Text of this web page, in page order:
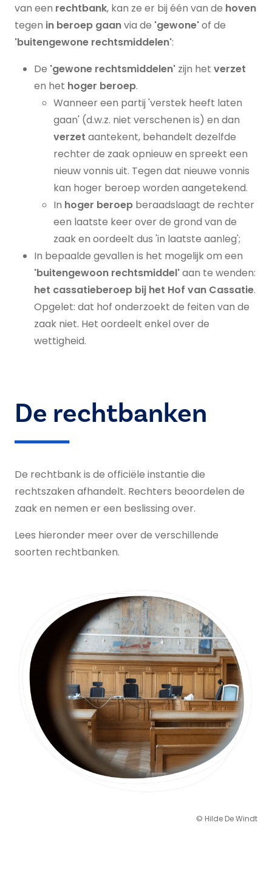
van een rechtbank, kan ze er bij één van de hoven
tegen in beroep gaanvia de 'gewone'of de
'buitengewone rechtsmiddelen':
De 'gewone rechtsmiddelen' zijn het verzet
en het hoger beroep.
Wanneer een partij 'verstek heeft laten
gaan' (d.w.z. niet verschenen is) en dan
verzet aantekent, behandelt dezelfde
rechter de zaak opnieuw en spreekt een
nieuw vonnis uit. Tegen dat nieuwe vonnis
kan hoger beroep worden aangetekend.
In hoger beroep beraadslaagt de rechter
een laatste keer over de grond van de
zaak en oordeelt dus 'in laatste aanleg';
In bepaalde gevallen is het mogelijk om een
'buitengewoon rechtsmiddel'aan te wenden:
het cassatieberoep bij het Hof van Cassatie.
Opgelet: dat hof onderzoekt de feiten van de
zaak niet. Het oordeelt enkel over de
wettigheid.
De rechtbanken
De rechtbank is de officiële instantie die
rechtszaken afhandelt. Rechters beoordelen de
zaak en nemen er een beslissing over.
Lees hieronder meer over de verschillende
soorten rechtbanken.
© Hilde De Windt